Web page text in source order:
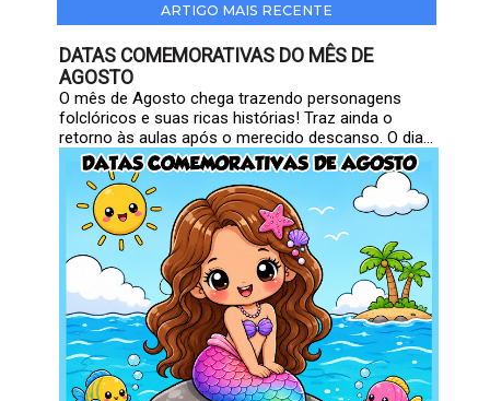
ARTIGO MAIS RECENTE
DATAS COMEMORATIVAS DO MÊS DE
AGOSTO
O mês de Agosto chega trazendo personagens
folclóricos e suas ricas histórias! Traz ainda o
retorno às aulas após o merecido descanso. O dia...